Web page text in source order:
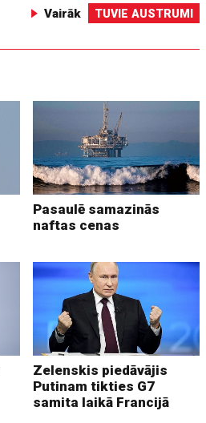
Vairāk TUVIE AUSTRUMI
Pasaulē samazinās
naftas cenas
Zelenskis piedāvājis
Putinam tikties G7
samita laikā Francijā